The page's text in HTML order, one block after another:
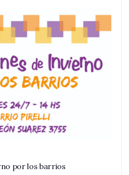
por los barrios